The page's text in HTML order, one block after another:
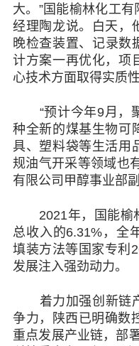
大。”国能榆林化工
经理陶龙说。白天，
晚检查装置、记录
计方案一再优化，项
心技术方面取得实质性
“预计今年9月，
种全新的煤基生物可
具、塑料袋等生活用
规油气开采等领域也
有限公司甲醇事业部
2021年，国能榆
总收入的6.31%，全
填装方法等国家专利
发展注入强劲动力。
着力加强创新链
争力，陕西已明确数
重点发展产业链，部